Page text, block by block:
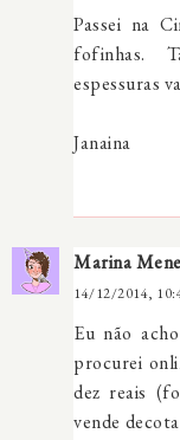
Passei na
fofinhas.
espessuras
Janaina
Marina
14/12/2014,
Eu não
procurei
dez reais
vende